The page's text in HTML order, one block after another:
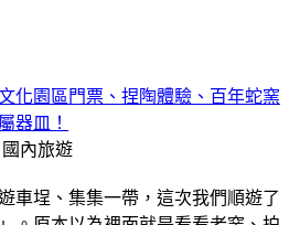
化園區門票、捏陶體驗、百年蛇窯
器皿！
國內旅遊
車埕、集集一帶，這次我們順遊了